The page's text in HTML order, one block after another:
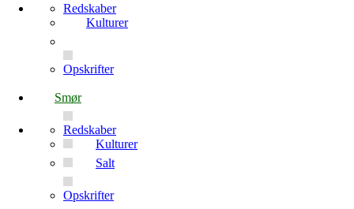
Redskaber
Kulturer
Opskrifter
Smør
Redskaber
Kulturer
Salt
Opskrifter